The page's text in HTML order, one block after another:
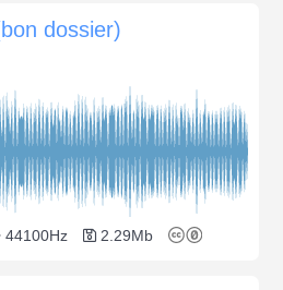
dossier)
44100Hz 2.29Mb